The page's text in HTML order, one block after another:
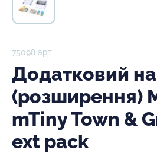
75098 арт
Додатковий
(розширення)
mTiny Town &
ext pack